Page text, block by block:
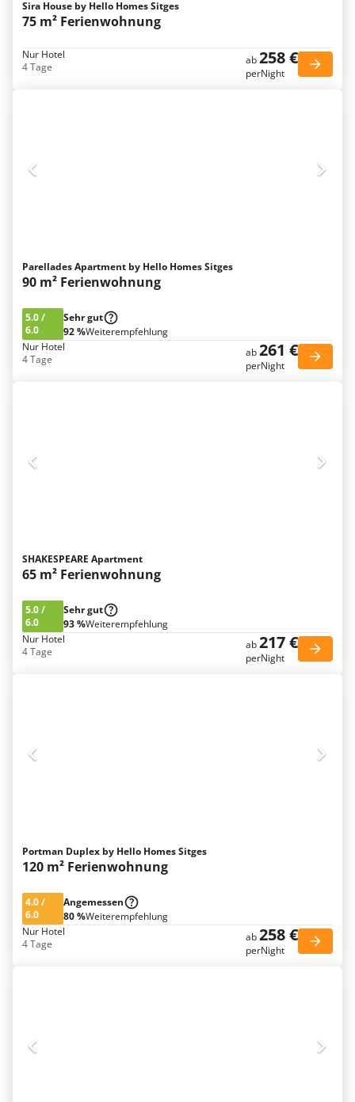
Sira House by Hello Homes Sitges
75 m² Ferienwohnung
Nur Hotel
4 Tage
ab258 €
perNight
Parellades Apartment by Hello Homes Sitges
90 m² Ferienwohnung
5.0/
6.0
Sehr gut
92 %Weiterempfehlung
Nur Hotel
4 Tage
ab261 €
perNight
SHAKESPEARE Apartment
65 m² Ferienwohnung
5.0/
6.0
Sehr gut
93 %Weiterempfehlung
Nur Hotel
4 Tage
ab217 €
perNight
Portman Duplex by Hello Homes Sitges
120 m² Ferienwohnung
4.0/
6.0
Angemessen
80 %Weiterempfehlung
Nur Hotel
4 Tage
ab258 €
perNight